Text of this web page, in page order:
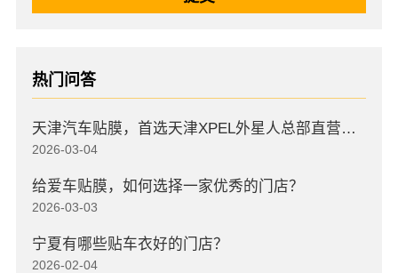
热门问答
天津汽车贴膜，首选天津XPEL外星人总部直营店，高口碑店
2026-03-04
给爱车贴膜，如何选择一家优秀的门店？
2026-03-03
宁夏有哪些贴车衣好的门店？
2026-02-04